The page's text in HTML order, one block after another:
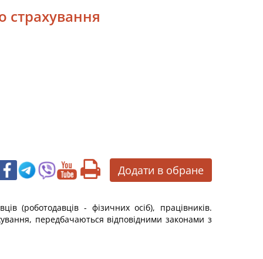
страхування
Додати в обране
(роботодавців - фізичних осіб), працівників.
передбачаються відповідними законами з